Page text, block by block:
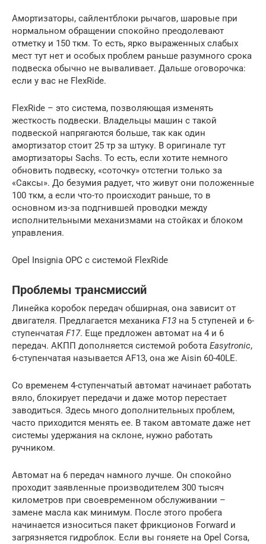
Амортизаторы, сайлентблоки рычагов, шаровые при
нормальном обращении спокойно преодолевают
отметку и 150 ткм. То есть, ярко выраженных слабых
мест тут нет и особых проблем раньше разумного срока
подвеска обычно не вываливает. Дальше оговорочка:
если у вас не FlexRide.
FlexRide – это система, позволяющая изменять
жесткость подвески. Владельцы машин с такой
подвеской напрягаются больше, так как один
амортизатор стоит 25 тр за штуку. В оригинале тут
амортизаторы Sachs. То есть, если хотите немного
обновить подвеску, «соточку» отстегни только за
«Саксы». До безумия радует, что живут они положенные
100 ткм, а если что-то происходит раньше, то в
основном из-за подгнившей проводки между
исполнительными механизмами на стойках и блоком
управления.
Opel Insignia OPC с системой FlexRide
Проблемы трансмиссий
Линейка коробок передач обширная, она зависит от
двигателя. Предлагается механика F13 на 5 ступеней и 6-
ступенчатая F17. Еще предложен автомат на 4 и 6
передач. АКПП дополняется системой робота Easytronic,
6-ступенчатая называется AF13, она же Aisin 60-40LE.
Со временем 4-ступенчатый автомат начинает работать
вяло, блокирует передачи и даже мотор перестает
заводиться. Здесь много дополнительных проблем,
часто приходится менять ее. В таком автомате даже нет
системы удержания на склоне, нужно работать
ручником.
Автомат на 6 передач намного лучше. Он спокойно
проходит заявленные производителем 300 тысяч
километров при своевременном обслуживании –
замене масла как минимум. После этого пробега
начинается износиться пакет фрикционов Forward и
загрязняется гидроблок. Если вы гоняете на Opel Corsa,